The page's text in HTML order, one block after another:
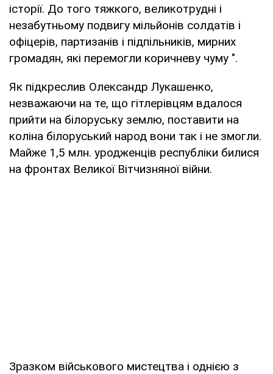
історії. До того тяжкого, великотрудні і
незабутньому подвигу мільйонів солдатів і
офіцерів, партизанів і підпільників, мирних
громадян, які перемогли коричневу чуму ".
Як підкреслив Олександр Лукашенко,
незважаючи на те, що гітлерівцям вдалося
прийти на білоруську землю, поставити на
коліна білоруський народ вони так і не змогли.
Майже 1,5 млн. уродженців республіки билися
на фронтах Великої Вітчизняної війни.
Зразком військового мистецтва і однією з